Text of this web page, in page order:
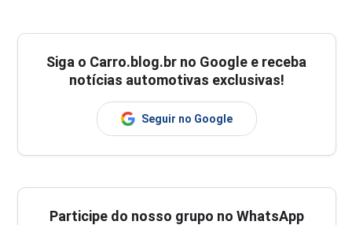
Siga o Carro.blog.br no Google e receba
notícias automotivas exclusivas!
Seguir no Google
Participe do nosso grupo no WhatsApp